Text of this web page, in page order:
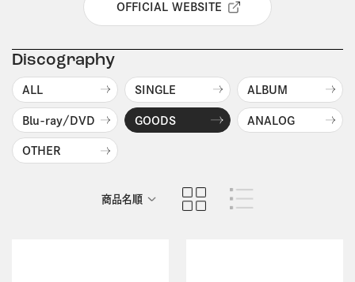
OFFICIAL WEBSITE
Discography
ALL SINGLE ALBUM
Blu-ray/DVD GOODS ANALOG
OTHER
商品名順